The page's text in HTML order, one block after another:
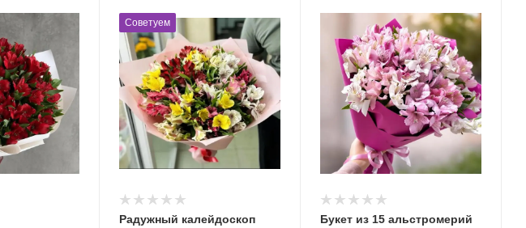
Советуем
Радужный калейдоскоп Букет из 15 альстромерий